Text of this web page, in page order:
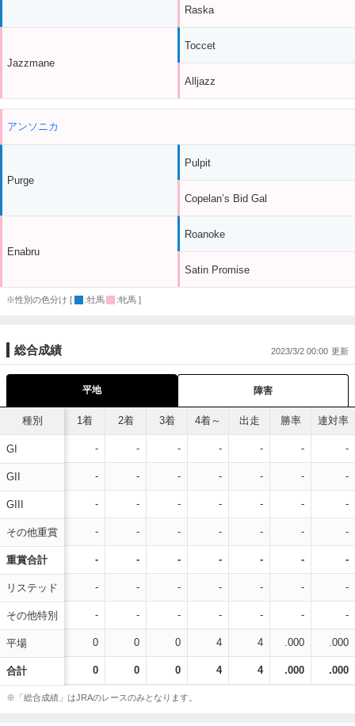
Jazzmane
Raska
Toccet
Alljazz
アンソニカ
Purge
Enabru
Pulpit
Copelan’s Bid Gal
Roanoke
Satin Promise
※性別の色分け [ :牡馬 :牝馬 ]
総合成績 2023/3/2 00:00
平地 障害
種別
GI
GII
GIII
その他重賞
重賞合計
リステッド
その他特別
平場
合計
1着 2着 3着 4着～ 出走 勝率 連対率
- - - - - - -
- - - - - - -
- - - - - - -
- - - - - - -
- - - - - - -
- - - - - - -
- - - - - - -
0 0 0 4 4 .000 .000
0 0 0 4 4 .000 .000
※「総合成績」はJRAのレースのみとなります。